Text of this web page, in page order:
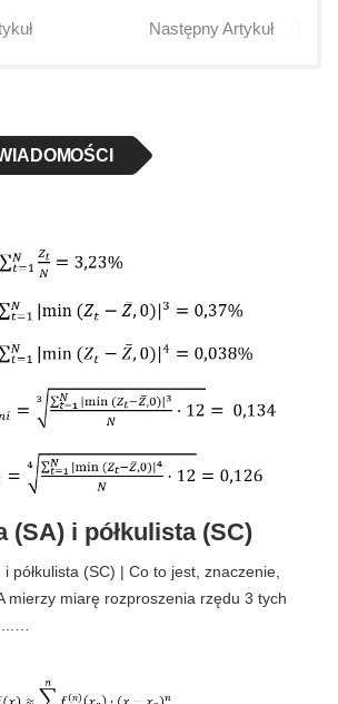
Następny Artykuł
(SA) i półkulista (SC)
i półkulista (SC) | Co to jest, znaczenie,
mierzy miarę rozproszenia rzędu 3 tych